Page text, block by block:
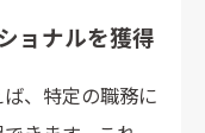
ョナルを獲得
、特定の職務に